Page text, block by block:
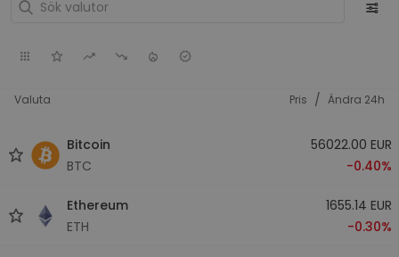
Valuta Pris / Ändra 24h
Bitcoin
BTC
56022.00 EUR
-0.40%
Ethereum
ETH
1655.14 EUR
-0.30%